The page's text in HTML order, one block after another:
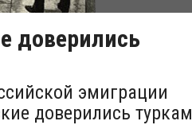
доверились
эмиграции
доверились туркам